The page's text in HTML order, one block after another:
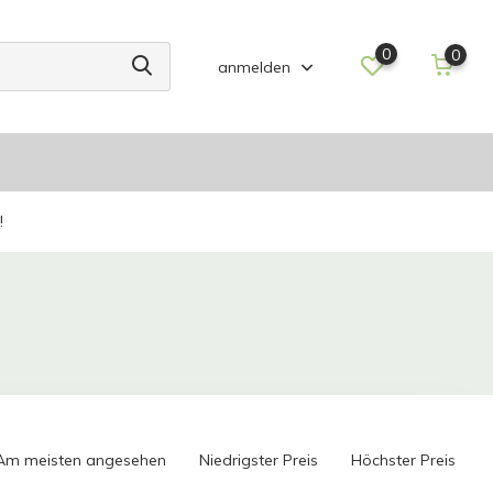
anmelden
0 0
meisten angesehen Niedrigster Preis Höchster Preis